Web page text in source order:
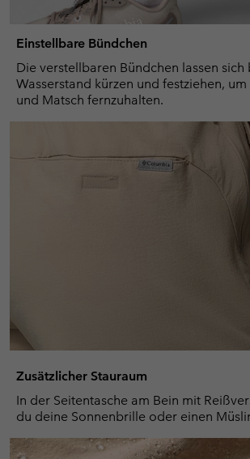
Einstellbare Bündchen
Die verstellbaren Bündchen lassen sich
Wasserstand kürzen und festziehen,
und Matsch fernzuhalten.
Zusätzlicher Stauraum
In der Seitentasche am Bein mit
du deine Sonnenbrille oder einen